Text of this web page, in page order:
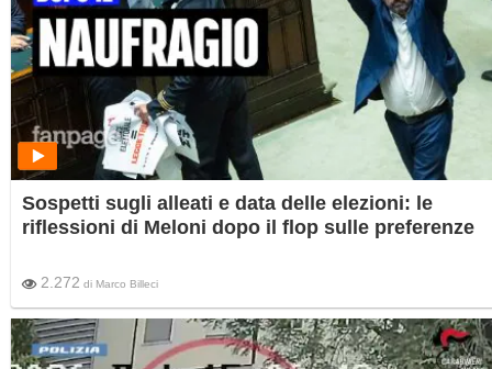
Sospetti sugli alleati e data delle elezioni: le
riflessioni di Meloni dopo il flop sulle preferenze
2.272 di Marco Billeci